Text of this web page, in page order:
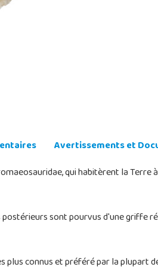
Avertissements et
qui habitèrent la
sont pourvus d'une griffe
connus et préféré par la plupart